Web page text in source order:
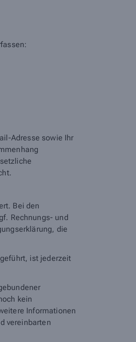
Adresse sowie Ihr
Bei den
Rechnungs- und
die
ist jederzeit
kein
Informationen
vereinbarten